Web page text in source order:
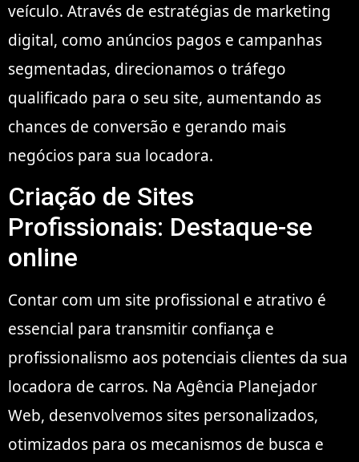
veículo. Através de estratégias de marketing
digital, como anúncios pagos e campanhas
segmentadas, direcionamos o tráfego
qualificado para o seu site, aumentando as
chances de conversão e gerando mais
negócios para sua locadora.
Criação de Sites
Profissionais: Destaque-se
online
Contar com um site profissional e atrativo é
essencial para transmitir confiança e
profissionalismo aos potenciais clientes da sua
locadora de carros. Na Agência Planejador
Web, desenvolvemos sites personalizados,
otimizados para os mecanismos de busca e